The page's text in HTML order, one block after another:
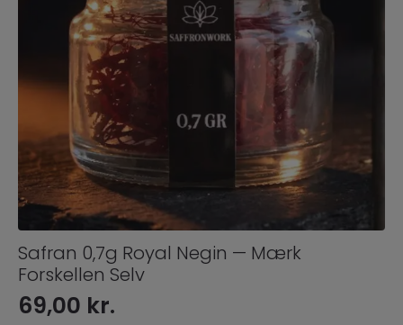
Safran 0,7g Royal Negin — Mærk
Forskellen Selv
69,00 kr.